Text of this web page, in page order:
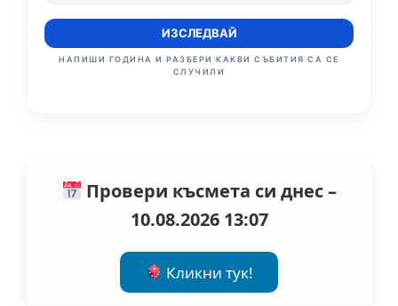
ИЗСЛЕДВАЙ
НАПИШИ ГОДИНА И РАЗБЕРИ КАКВИ СЪБИТИЯ СА СЕ
СЛУЧИЛИ
Провери късмета си днес –
10.08.2026 13:07
Кликни тук!